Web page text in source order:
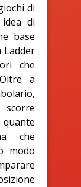
di
di
base
Ladder
che
a
che
modo